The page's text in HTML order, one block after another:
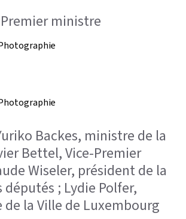
ministre
Backes, ministre de la
Bettel, Vice-Premier
Wiseler, président de la
députés ; Lydie Polfer,
la Ville de Luxembourg